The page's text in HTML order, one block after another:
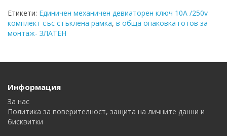
Етикети: Единичен механичен девиаторен ключ 10A /250v
комплект със стъклена рамка, в обща опаковка готов за
монтаж- ЗЛАТЕН
Информация
За нас
Политика за поверителност, защита на личните данни и
бисквитки